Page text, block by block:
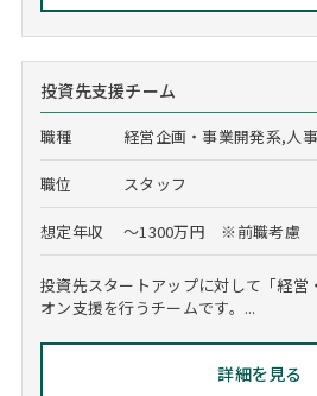
投資先支援チーム
職種 経営企画・事業開発系,人
職位 スタッフ
想定年収 ～1300万円 ※前職考慮
投資先スタートアップに対して「経営
オン支援を行うチームです。...
詳細を見る